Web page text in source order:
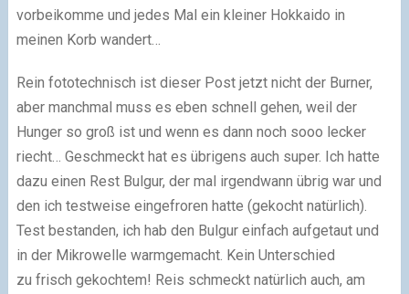
vorbeikomme und jedes Mal ein kleiner Hokkaido in
meinen Korb wandert…
Rein fototechnisch ist dieser Post jetzt nicht der Burner,
aber manchmal muss es eben schnell gehen, weil der
Hunger so groß ist und wenn es dann noch sooo lecker
riecht… Geschmeckt hat es übrigens auch super. Ich hatte
dazu einen Rest Bulgur, der mal irgendwann übrig war und
den ich testweise eingefroren hatte (gekocht natürlich).
Test bestanden, ich hab den Bulgur einfach aufgetaut und
in der Mikrowelle warmgemacht. Kein Unterschied
zu frisch gekochtem! Reis schmeckt natürlich auch, am